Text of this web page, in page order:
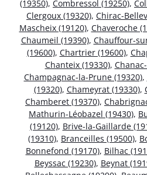
(19350), Combressol (19250),
Clergoux (19320), Chirac-
Mascheix (19120), Chaveroche
Chaumeil (19390), Chauffour-
(19600), Chartrier (19600),
Chanteix (19330),
Champagnac-la-Prune (19320),
(19320), Chameyrat (19330),
Chamberet (19370),
Mathurin-Léobazel (19430),
(19120), Brive-la-Gaillarde
(19310), Branceilles (19500),
Bonnefond (19170), Bilhac
Beyssac (19230), Beynat